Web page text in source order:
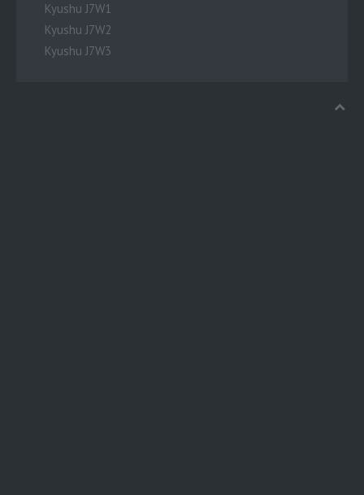
Kyushu J7W1
Kyushu J7W2
Kyushu J7W3